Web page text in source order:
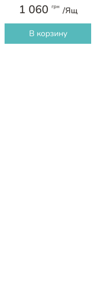
1 060 грн /Ящ
В корзину